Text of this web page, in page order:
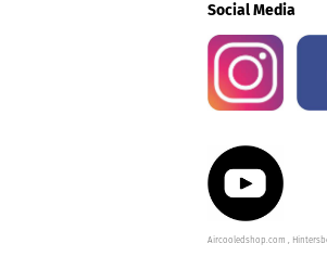
Social Media
Aircooledshop.com ,